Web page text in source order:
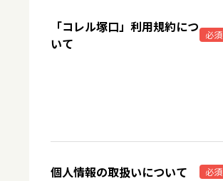
「コレル塚口」利用規約につ
いて
必須
個人情報の取扱いについて 必須